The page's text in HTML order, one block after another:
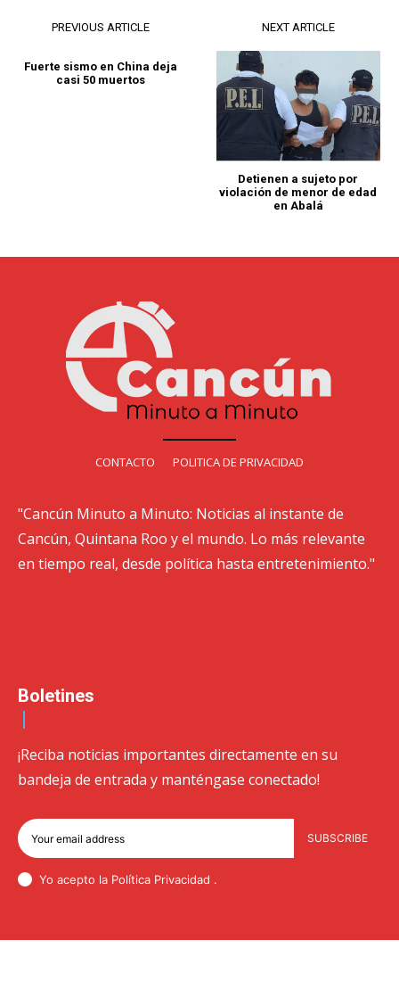
PREVIOUS ARTICLE
Fuerte sismo en China deja
casi 50 muertos
NEXT ARTICLE
Detienen a sujeto por
violación de menor de edad
en Abalá
CONTACTO POLITICA DE PRIVACIDAD
"Cancún Minuto a Minuto: Noticias al instante de
Cancún, Quintana Roo y el mundo. Lo más relevante
en tiempo real, desde política hasta entretenimiento."
Boletines
¡Reciba noticias importantes directamente en su
bandeja de entrada y manténgase conectado!
SUBSCRIBE
Yo acepto la Política Privacidad .